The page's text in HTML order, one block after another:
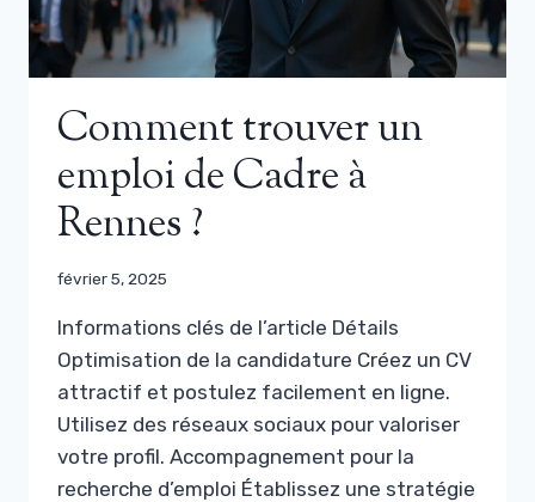
Comment trouver un
emploi de Cadre à
Rennes ?
février 5, 2025
Informations clés de l’article Détails
Optimisation de la candidature Créez un CV
attractif et postulez facilement en ligne.
Utilisez des réseaux sociaux pour valoriser
votre profil. Accompagnement pour la
recherche d’emploi Établissez une stratégie